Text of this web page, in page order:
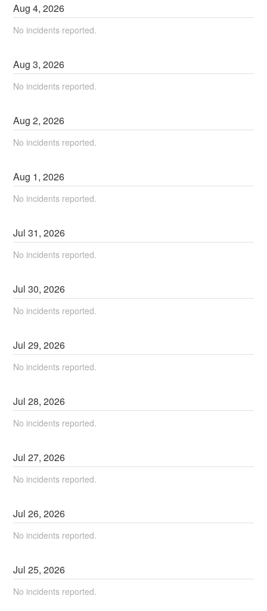
Aug4,2026
No incidents reported.
Aug3,2026
No incidents reported.
Aug2,2026
No incidents reported.
Aug 1,2026
No incidents reported.
Jul31,2026
No incidents reported.
Jul30,2026
No incidents reported.
Jul29,2026
No incidents reported.
Jul28,2026
No incidents reported.
Jul27,2026
No incidents reported.
Jul26,2026
No incidents reported.
Jul25,2026
No incidents reported.